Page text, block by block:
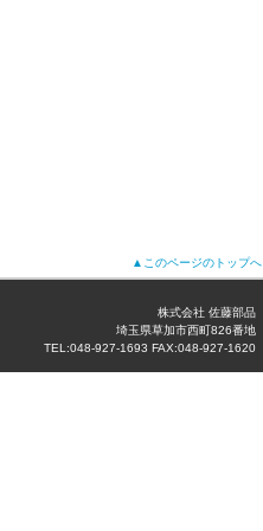
▲このページのトップへ
株式会社 佐藤部品
埼玉県草加市西町826番地
TEL:048-927-1693 FAX:048-927-1620